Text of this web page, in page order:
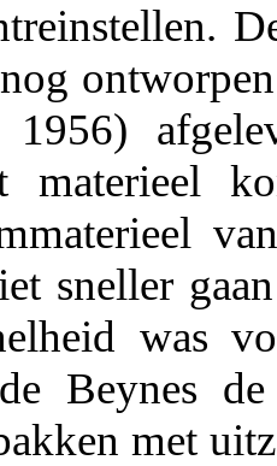
materieel
sneller
was
Beynes
met